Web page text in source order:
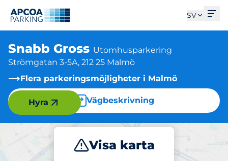
SV
Snabb Gross Utomhusparkering
Strömgatan 3-5A, 212 25 Malmö
Flera parkeringsmöjligheter i Malmö
Vägbeskrivning
Visa karta
Hyra
Parkera